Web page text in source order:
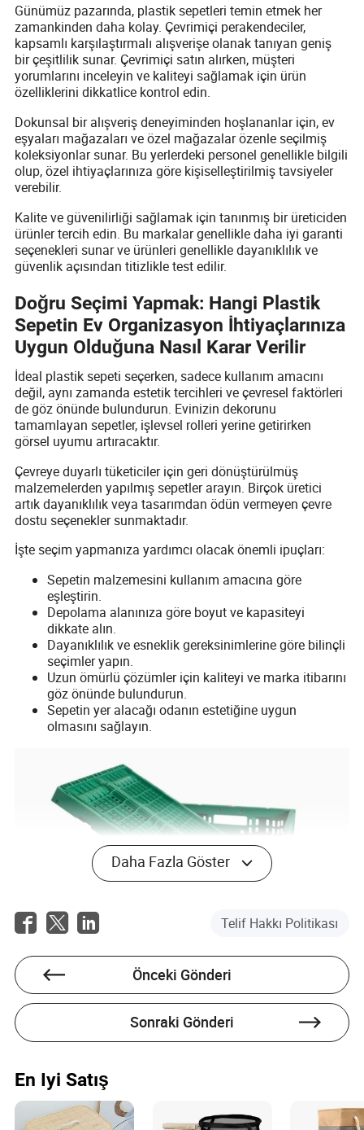
Günümüz pazarında, plastik sepetleri temin etmek her
zamankinden daha kolay. Çevrimiçi perakendeciler,
kapsamlı karşılaştırmalı alışverişe olanak tanıyan geniş
bir çeşitlilik sunar. Çevrimiçi satın alırken, müşteri
yorumlarını inceleyin ve kaliteyi sağlamak için ürün
özelliklerini dikkatlice kontrol edin.
Dokunsal bir alışveriş deneyiminden hoşlananlar için, ev
eşyaları mağazaları ve özel mağazalar özenle seçilmiş
koleksiyonlar sunar. Bu yerlerdeki personel genellikle bilgili
olup, özel ihtiyaçlarınıza göre kişiselleştirilmiş tavsiyeler
verebilir.
Kalite ve güvenilirliği sağlamak için tanınmış bir üreticiden
ürünler tercih edin. Bu markalar genellikle daha iyi garanti
seçenekleri sunar ve ürünleri genellikle dayanıklılık ve
güvenlik açısından titizlikle test edilir.
Doğru Seçimi Yapmak: Hangi Plastik
Sepetin Ev Organizasyon İhtiyaçlarınıza
Uygun Olduğuna Nasıl Karar Verilir
İdeal plastik sepeti seçerken, sadece kullanım amacını
değil, aynı zamanda estetik tercihleri ve çevresel faktörleri
de göz önünde bulundurun. Evinizin dekorunu
tamamlayan sepetler, işlevsel rolleri yerine getirirken
görsel uyumu artıracaktır.
Çevreye duyarlı tüketiciler için geri dönüştürülmüş
malzemelerden yapılmış sepetler arayın. Birçok üretici
artık dayanıklılık veya tasarımdan ödün vermeyen çevre
dostu seçenekler sunmaktadır.
İşte seçim yapmanıza yardımcı olacak önemli ipuçları:
Sepetin malzemesini kullanım amacına göre
eşleştirin.
Depolama alanınıza göre boyut ve kapasiteyi
dikkate alın.
Dayanıklılık ve esneklik gereksinimlerine göre bilinçli
seçimler yapın.
Uzun ömürlü çözümler için kaliteyi ve marka itibarını
göz önünde bulundurun.
Sepetin yer alacağı odanın estetiğine uygun
olmasını sağlayın.
Unutmayın, doğru sepet kaosu düzene dönüştürebilir,
organize bir yaşam tarzını yansıtan huzurlu bir dokunuş
ekleyebilir.
Sonuç: Plastik Sepetleri Ev
Organizasyon Stratejinize Entegre Etme
Daha Fazla Göster
Telif Hakkı Politikası
Önceki Gönderi
Sonraki Gönderi
En Iyi Satış